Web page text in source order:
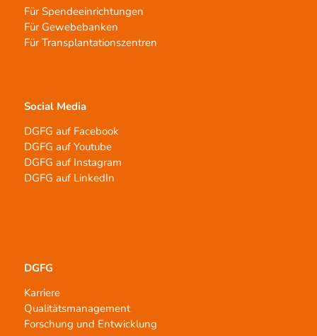
Für Spendeeinrichtungen
Für Gewebebanken
Für Transplantationszentren
Social Media
DGFG auf Facebook
DGFG auf Youtube
DGFG auf Instagram
DGFG auf LinkedIn
DGFG
Karriere
Qualitätsmanagement
Forschung und Entwicklung